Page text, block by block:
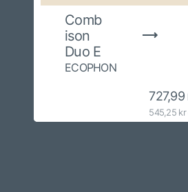
Comb
ison
Duo E
ECOPHON
727,99
545,25 kr